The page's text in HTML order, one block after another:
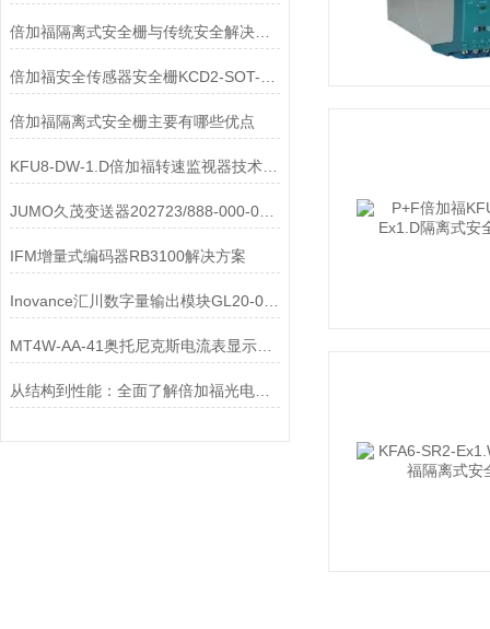
倍加福隔离式安全栅与传统安全解决方案的性能差异
倍加福隔离式安全栅主要有哪些优点
KFU8-DW-1.D倍加福转速监视器技术参数介绍
JUMO久茂变送器202723/888-000-000/000 20/00508665工作原理
IFM增量式编码器RB3100解决方案
Inovance汇川数字量输出模块GL20-0016ETP技术参数
MT4W-AA-41奥托尼克斯电流表显示方式
从结构到性能：全面了解倍加福光电传感器